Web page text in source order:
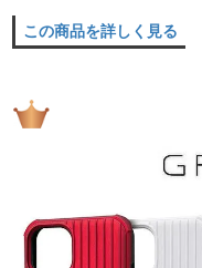
この商品を詳しく見る